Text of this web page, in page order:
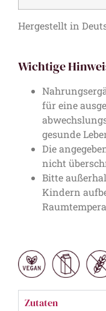
Hergestellt in
Wichtige
für eine
gesunde
Die
nicht
Bitte
Kindern
Zutaten